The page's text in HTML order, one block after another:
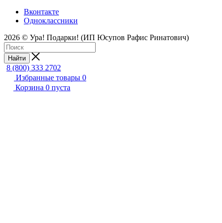
Вконтакте
Одноклассники
2026 © Ура! Подарки! (ИП Юсупов Рафис Ринатович)
Найти
8 (800) 333 2702
Избранные товары 0
Корзина 0 пуста